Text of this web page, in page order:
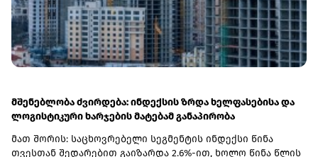
მშენებლობა ძვირდება: ინდექსის ზრდა ხელფასებისა და
ლოგისტიკური ხარჯების მატებამ განაპირობა
მათ შორის: საცხოვრებელი სეგმენტის ინდექსი წინა
თვესთან შედარებით გაიზარდა 2.6%-ით, ხოლო წინა წლის